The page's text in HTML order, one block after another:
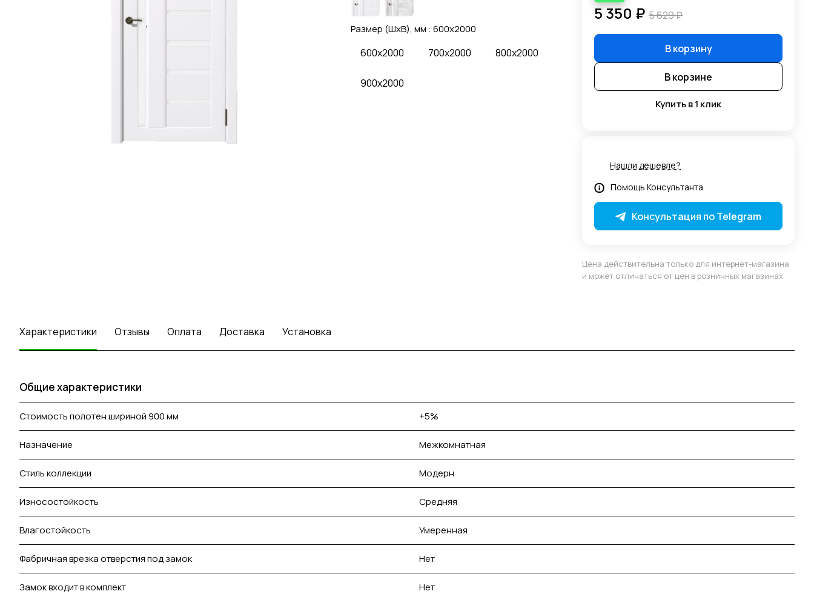
Размер (ШхВ), мм : 600x2000
600x2000 700x2000 800x2000
900x2000
5 350 ₽ 5 629 ₽
В корзину
В корзине
Купить в 1 клик
Нашли дешевле?
Помощь Консультанта
Консультация по Telegram
Цена действительна только для интернет-магазина
и может отличаться от цен в розничных магазинах
Характеристики Отзывы Оплата Доставка Установка
Общие характеристики
Стоимость полотен шириной 900 мм +5%
Назначение Межкомнатная
Стиль коллекции Модерн
Износостойкость Средняя
Влагостойкость Умеренная
Фабричная врезка отверстия под замок Нет
Замок входит в комплект Нет